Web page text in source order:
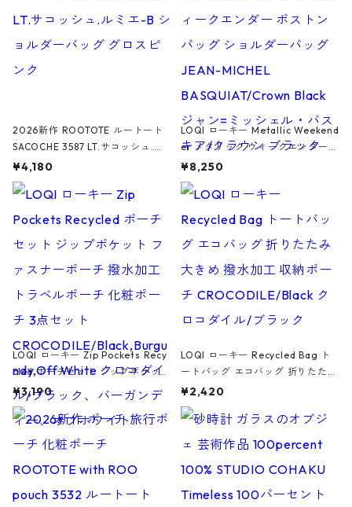
2026新作 ROOTOTE ルートート
SACOCHE 3587 LT.サコッシュ.ル
ミエ-B ショルダーバッグ グロスピ
ンク
¥4,180
LOQI ローキー Metallic Weekend
er メタリック ウィークエンダー
ボストンバッグ ショルダーバッグ
JEAN-MICHEL BASQUIAT/Crown
Black ジャン=ミッシェル・バスキ
ア/クラウン ブラック
¥8,250
LOQI ローキー Zip Pockets Recy
cled ポーチセット ジップポケット
ファスナーポーチ 撥水加工 トラベ
ルポーチ 化粧ポーチ 3点セット C
ROCODILE/Black,Burgundy,Off
White クロコダイル/ブラック、バ
¥3,190
LOQI ローキー Recycled Bag ト
ートバッグ エコバッグ 折りたたみ
大きめ 撥水加工 収納ポーチ CRO
CODILE/Black クロコダイル/ブラ
ック
¥2,420